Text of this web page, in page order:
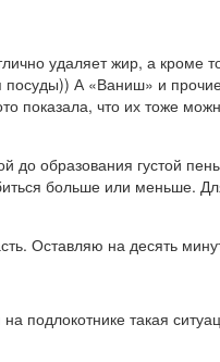
удаляет жир, а кроме
посуды)) А «Ваниш» и
показала, что их тоже
до образования густой
больше или меньше.
Оставляю на десять
подлокотнике такая